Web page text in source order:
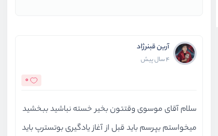
آرین قبنرژاد
4 سال پیش
0
سلام آقای موسوی وقتتون بخیر خسته نباشید ببخشید
میخواستم بپرسم باید قبل از آغاز یادگیری بوتسترپ باید